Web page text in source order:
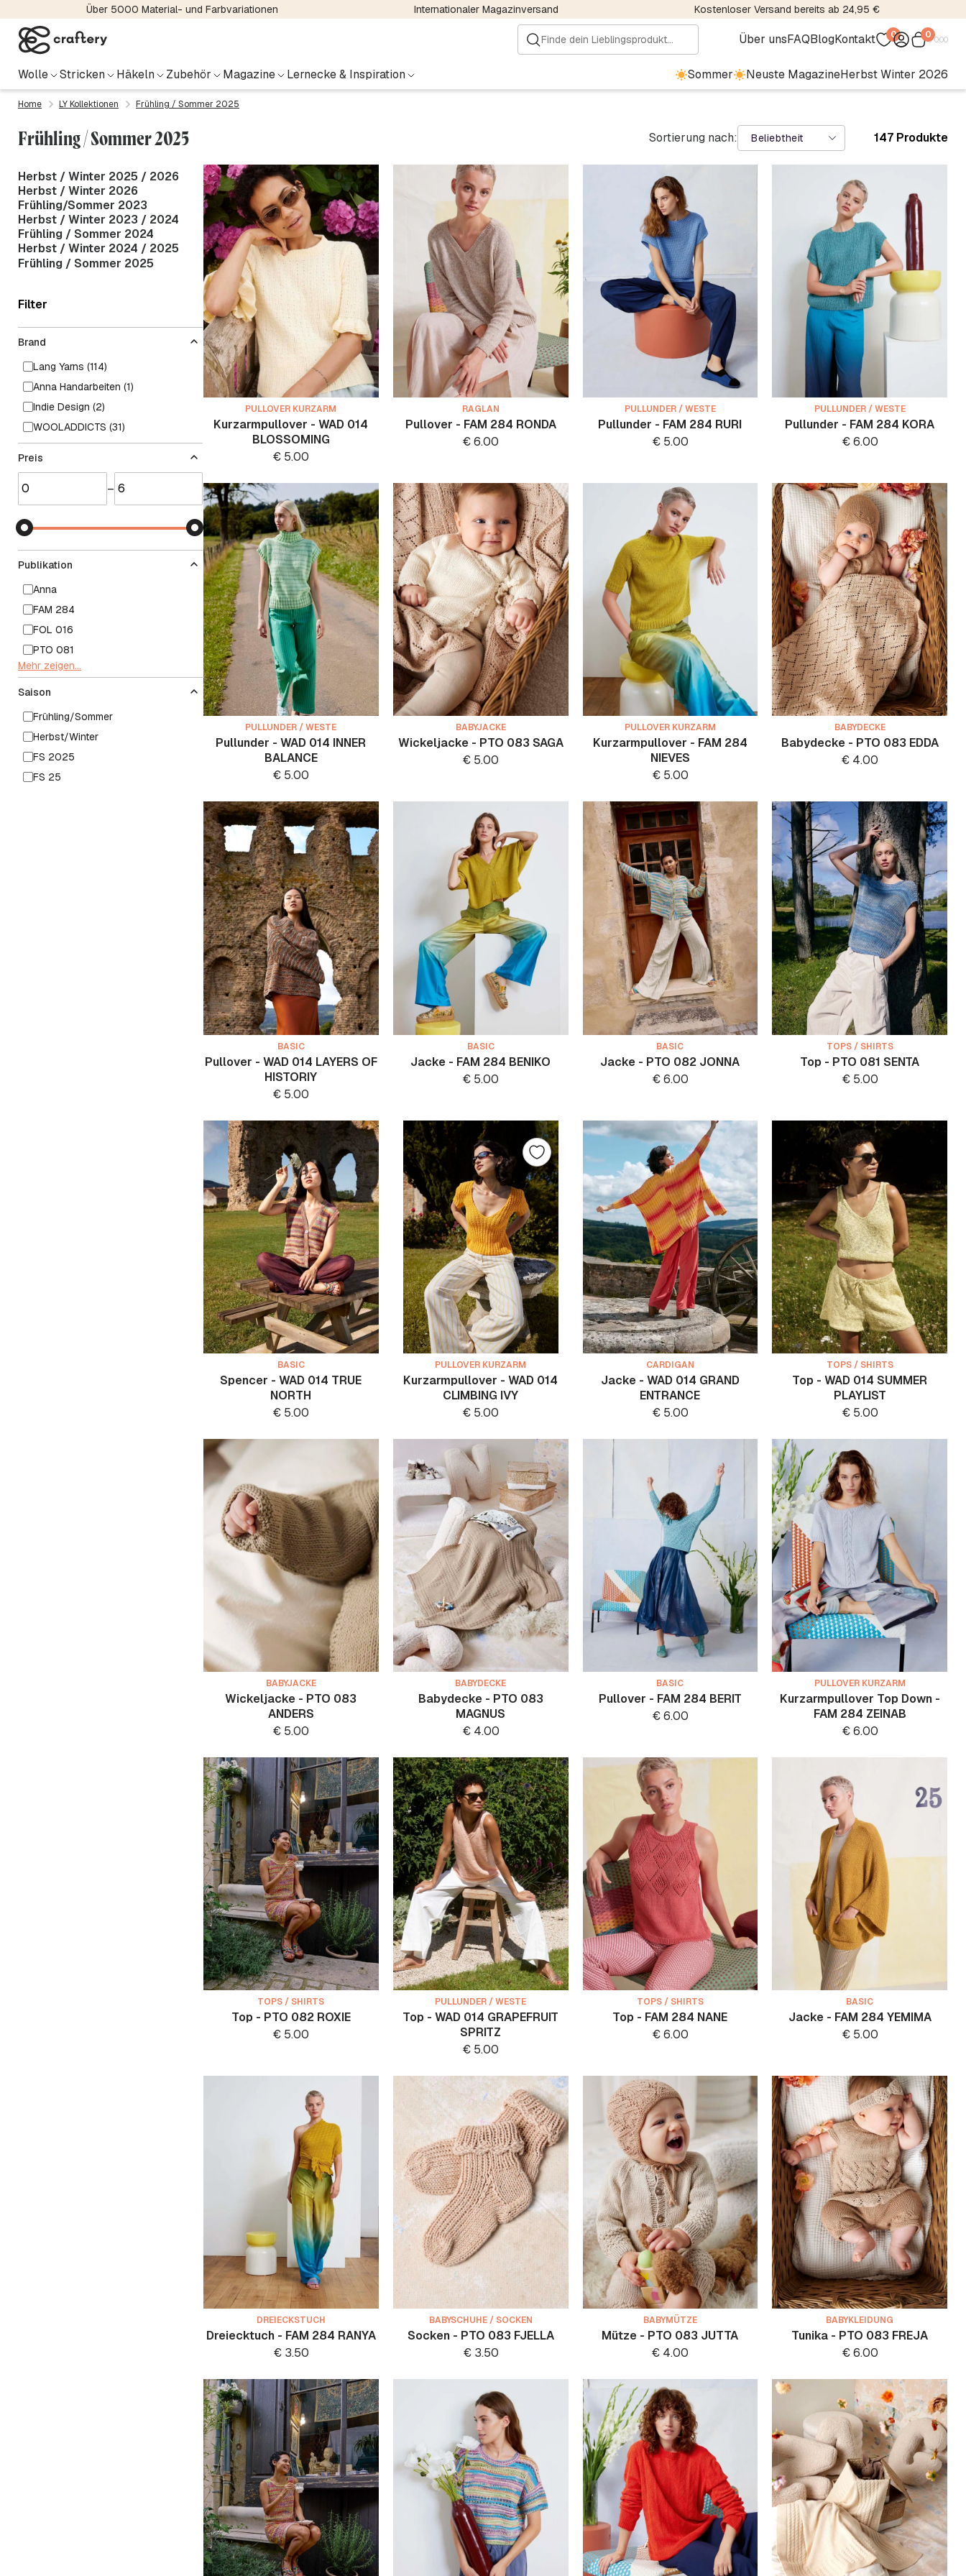
Über 5000 Material- und Farbvariationen Internationaler Magazinversand Kostenloser Versand bereits ab 24,95 €
Über unsFAQBlogKontakt 0 0€0.00
Wolle Stricken Häkeln Zubehör Magazine Lernecke & Inspiration Sommer Neuste MagazineHerbst Winter 2026
Home LY Kollektionen Frühling / Sommer 2025
Frühling / Sommer 2025 Sortierung nach: Beliebtheit 147 Produkte
Herbst / Winter 2025 / 2026
Herbst / Winter 2026
Frühling/Sommer 2023
Herbst / Winter 2023 / 2024
Frühling / Sommer 2024
Herbst / Winter 2024 / 2025
Frühling / Sommer 2025
Filter
Brand
Lang Yarns (114)
Anna Handarbeiten (1)
Indie Design (2)
WOOLADDICTS (31)
Preis
–
Publikation
Anna
FAM 284
FOL 016
PTO 081
Mehr zeigen...
Saison
Frühling/Sommer
Herbst/Winter
FS 2025
FS 25
PULLOVER KURZARM
Kurzarmpullover - WAD 014
BLOSSOMING
€ 5.00
RAGLAN
Pullover - FAM 284 RONDA
€6.00
PULLUNDER / WESTE
Pullunder - FAM 284 RURI
€5.00
PULLUNDER / WESTE
Pullunder - FAM 284 KORA
€6.00
PULLUNDER / WESTE
Pullunder - WAD 014 INNER
BALANCE
€ 5.00
BABYJACKE
Wickeljacke - PTO 083 SAGA
€ 5.00
PULLOVER KURZARM
Kurzarmpullover - FAM 284
NIEVES
€5.00
BABYDECKE
Babydecke - PTO 083 EDDA
€ 4.00
BASIC
Pullover - WAD 014 LAYERS OF
HISTORIY
€ 5.00
BASIC
Jacke - FAM 284 BENIKO
€ 5.00
BASIC
Jacke - PTO 082 JONNA
€6.00
TOPS / SHIRTS
Top - PTO 081 SENTA
€5.00
BASIC
Spencer - WAD 014 TRUE
NORTH
€ 5.00
PULLOVER KURZARM
Kurzarmpullover - WAD 014
CLIMBING IVY
€ 5.00
CARDIGAN
Jacke - WAD 014 GRAND
ENTRANCE
€5.00
TOPS / SHIRTS
Top - WAD 014 SUMMER
PLAYLIST
€5.00
BABYJACKE
Wickeljacke - PTO 083
ANDERS
€ 5.00
BABYDECKE
Babydecke - PTO 083
MAGNUS
€4.00
BASIC
Pullover - FAM 284 BERIT
€6.00
PULLOVER KURZARM
Kurzarmpullover Top Down -
FAM 284 ZEINAB
€6.00
TOPS / SHIRTS
Top - PTO 082 ROXIE
€ 5.00
PULLUNDER / WESTE
Top - WAD 014 GRAPEFRUIT
SPRITZ
€ 5.00
TOPS / SHIRTS
Top - FAM 284 NANE
€6.00
BASIC
Jacke - FAM 284 YEMIMA
€5.00
DREIECKSTUCH
Dreiecktuch - FAM 284 RANYA
€3.50
BABYSCHUHE / SOCKEN
Socken - PTO 083 FJELLA
€3.50
BABYMÜTZE
Mütze - PTO 083 JUTTA
€ 4.00
BABYKLEIDUNG
Tunika - PTO 083 FREJA
€6.00